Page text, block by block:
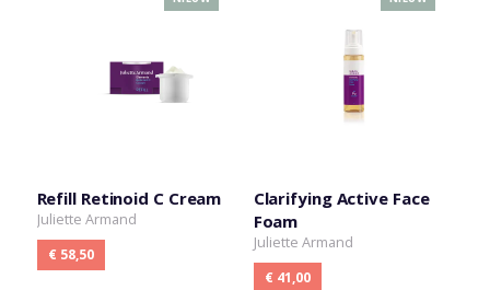
Refill Retinoid C Cream
Juliette Armand
€ 58,50
Clarifying Active Face
Foam
Juliette Armand
€ 41,00